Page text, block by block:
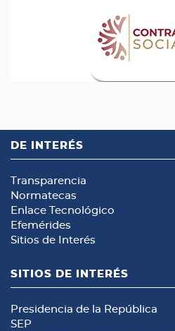
DE INTERÉS
Transparencia
Normatecas
Enlace Tecnológico
Efemérides
Sitios de Interés
SITIOS DE INTERÉS
Presidencia de la República
SEP